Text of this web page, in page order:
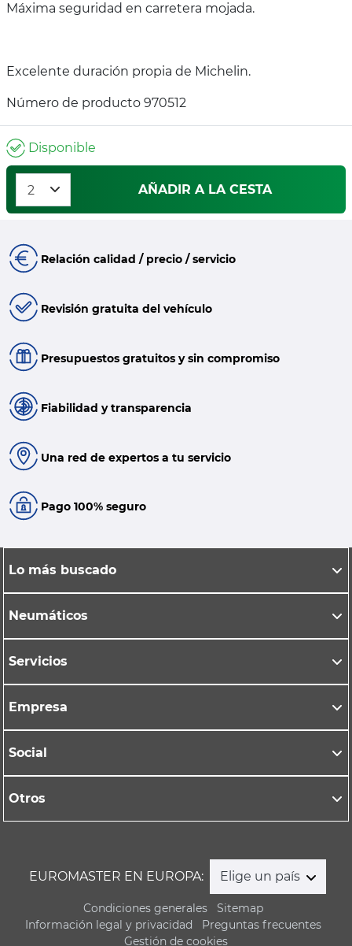
Máxima seguridad en carretera mojada.
Excelente duración propia de Michelin.
Número de producto 970512
Disponible
AÑADIR A LA CESTA
Relación calidad / precio / servicio
Revisión gratuita del vehículo
Presupuestos gratuitos y sin compromiso
Fiabilidad y transparencia
Una red de expertos a tu servicio
Pago 100% seguro
Lo más buscado
Neumáticos
Servicios
Empresa
Social
Otros
EUROMASTER EN EUROPA: Elige un país
Condiciones generales
Sitemap
Información legal y privacidad
Preguntas frecuentes
Gestión de cookies